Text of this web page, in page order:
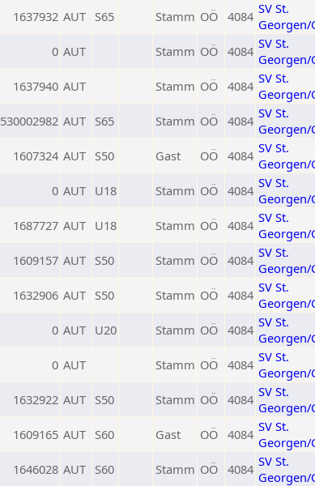
1637932 AUT S65 Stamm OÖ 4084 SV St.
Georgen/
0 AUT Stamm OÖ 4084 SV St.
Georgen/
1637940 AUT Stamm OÖ 4084 SV St.
Georgen/
530002982 AUT S65 Stamm OÖ 4084 SV St.
Georgen/
1607324 AUT S50 Gast OÖ 4084 SV St.
Georgen/
0 AUT U18 Stamm OÖ 4084 SV St.
Georgen/
1687727 AUT U18 Stamm OÖ 4084 SV St.
Georgen/
1609157 AUT S50 Stamm OÖ 4084 SV St.
Georgen/
1632906 AUT S50 Stamm OÖ 4084 SV St.
Georgen/
0 AUT U20 Stamm OÖ 4084 SV St.
Georgen/
0 AUT Stamm OÖ 4084 SV St.
Georgen/
1632922 AUT S50 Stamm OÖ 4084 SV St.
Georgen/
1609165 AUT S60 Gast OÖ 4084 SV St.
Georgen/
1646028 AUT S60 Stamm OÖ 4084 SV St.
Georgen/